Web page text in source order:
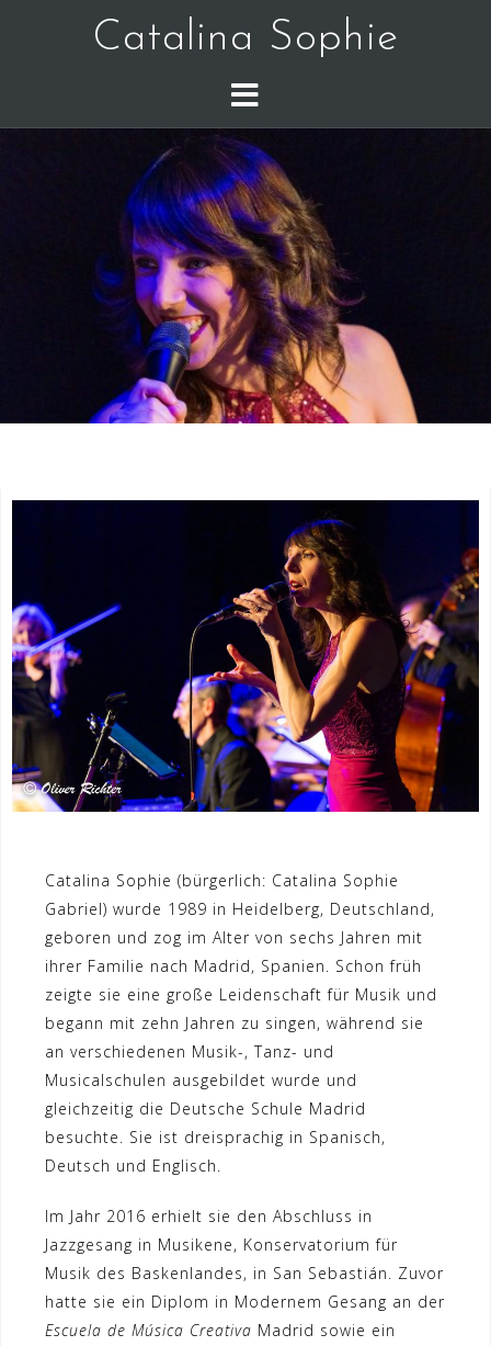
Catalina Sophie
Catalina Sophie (bürgerlich: Catalina Sophie
Gabriel) wurde 1989 in Heidelberg, Deutschland,
geboren und zog im Alter von sechs Jahren mit
ihrer Familie nach Madrid, Spanien. Schon früh
zeigte sie eine große Leidenschaft für Musik und
begann mit zehn Jahren zu singen, während sie
an verschiedenen Musik-, Tanz- und
Musicalschulen ausgebildet wurde und
gleichzeitig die Deutsche Schule Madrid
besuchte. Sie ist dreisprachig in Spanisch,
Deutsch und Englisch.
Im Jahr 2016 erhielt sie den Abschluss in
Jazzgesang in Musikene, Konservatorium für
Musik des Baskenlandes, in San Sebastián. Zuvor
hatte sie ein Diplom in Modernem Gesang an der
Escuela de Música Creativa Madrid sowie ein